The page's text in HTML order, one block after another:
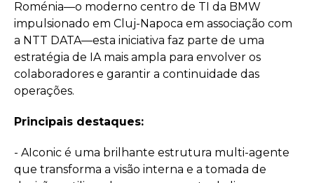
Roménia—o moderno centro de TI da BMW
impulsionado em Cluj-Napoca em associação com
a NTT DATA—esta iniciativa faz parte de uma
estratégia de IA mais ampla para envolver os
colaboradores e garantir a continuidade das
operações.
Principais destaques:
- AIconic é uma brilhante estrutura multi-agente
que transforma a visão interna e a tomada de